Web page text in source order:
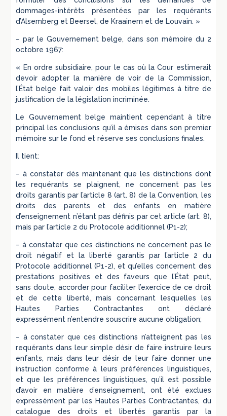
dommages-intérêts présentées par les requérants
d’Alsemberg et Beersel, de Kraainem et de Louvain. »
– par le Gouvernement belge, dans son mémoire du 2
octobre 1967:
« En ordre subsidiaire, pour le cas où la Cour estimerait
devoir adopter la manière de voir de la Commission,
l’État belge fait valoir des mobiles légitimes à titre de
justification de la législation incriminée.
Le Gouvernement belge maintient cependant à titre
principal les conclusions qu’il a émises dans son premier
mémoire sur le fond et réserve ses conclusions finales.
Il tient:
– à constater dès maintenant que les distinctions dont
les requérants se plaignent, ne concernent pas les
droits garantis par l’article 8 (art. 8) de la Convention, les
droits des parents et des enfants en matière
d’enseignement n’étant pas définis par cet article (art. 8),
mais par l’article 2 du Protocole additionnel (P1-2);
– à constater que ces distinctions ne concernent pas le
droit négatif et la liberté garantis par l’article 2 du
Protocole additionnel (P1-2), et qu’elles concernent des
prestations positives et des faveurs que l’État peut,
sans doute, accorder pour faciliter l’exercice de ce droit
et de cette liberté, mais concernant lesquelles les
Hautes Parties Contractantes ont déclaré
expressément n’entendre souscrire aucune obligation;
– à constater que ces distinctions n’atteignent pas les
requérants dans leur simple désir de faire instruire leurs
enfants, mais dans leur désir de leur faire donner une
instruction conforme à leurs préférences linguistiques,
et que les préférences linguistiques, qu’il est possible
d’avoir en matière d’enseignement, ont été exclues
expressément par les Hautes Parties Contractantes, du
catalogue des droits et libertés garantis par la